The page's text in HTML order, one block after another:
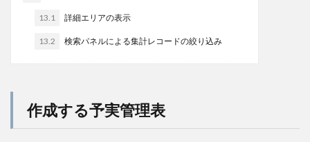
13.1 詳細エリアの表示
13.2 検索パネルによる集計レコードの絞り込み
作成する予実管理表